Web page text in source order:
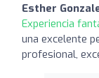
Esther
Experiencia
una excelente
profesional,